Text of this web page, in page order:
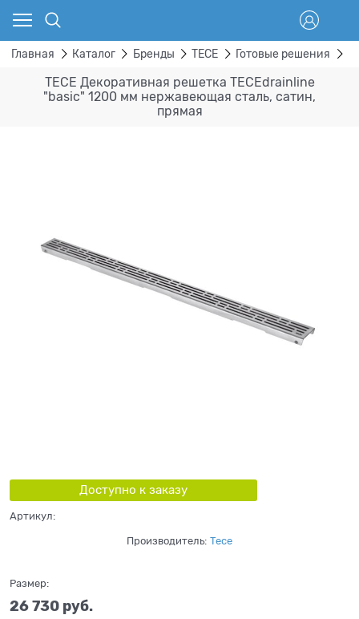
Главная Каталог Бренды TECE Готовые решения
TECE Декоративная решетка TECEdrainline
"basic" 1200 мм нержавеющая сталь, сатин,
прямая
Доступно к заказу
Артикул:
Производитель: Tece
Размер:
26 730 руб.